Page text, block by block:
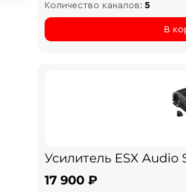
Количество каналов: 5
В
Усилитель ESX Audio
17 900 ₽